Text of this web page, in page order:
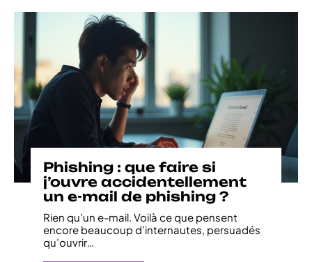
Phishing : que faire si
j’ouvre accidentellement
un e-mail de phishing ?
Rien qu’un e-mail. Voilà ce que pensent
encore beaucoup d’internautes, persuadés
qu’ouvrir